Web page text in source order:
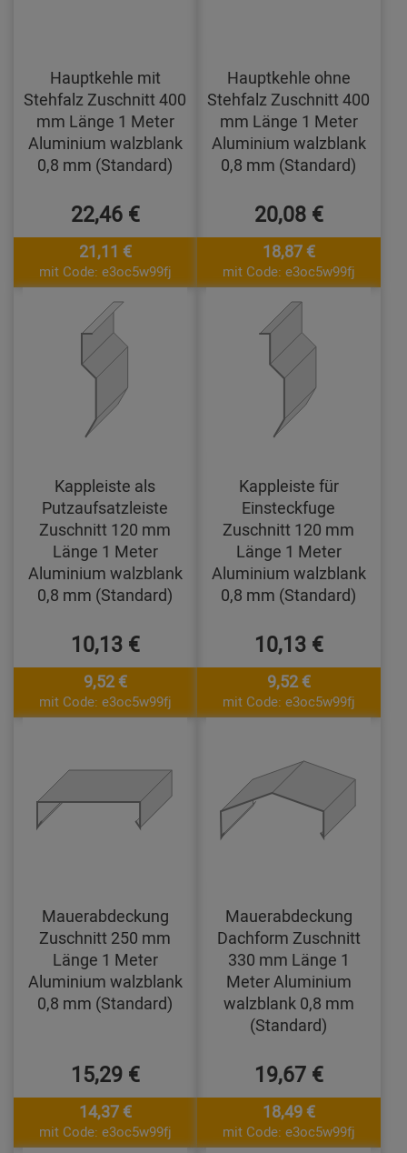
Hauptkehle mit
Stehfalz Zuschnitt 400
mm Länge 1 Meter
Aluminium walzblank
0,8 mm (Standard)
22,46 €
21,11 €
mit Code: e3oc5w99fj
Hauptkehle ohne
Stehfalz Zuschnitt 400
mm Länge 1 Meter
Aluminium walzblank
0,8 mm (Standard)
20,08 €
18,87 €
mit Code: e3oc5w99fj
Kappleiste als
Putzaufsatzleiste
Zuschnitt 120 mm
Länge 1 Meter
Aluminium walzblank
0,8 mm (Standard)
10,13 €
9,52 €
mit Code: e3oc5w99fj
Kappleiste für
Einsteckfuge
Zuschnitt 120 mm
Länge 1 Meter
Aluminium walzblank
0,8 mm (Standard)
10,13 €
9,52 €
mit Code: e3oc5w99fj
Mauerabdeckung
Zuschnitt 250 mm
Länge 1 Meter
Aluminium walzblank
0,8 mm (Standard)
15,29 €
14,37 €
mit Code: e3oc5w99fj
Mauerabdeckung
Dachform Zuschnitt
330 mm Länge 1
Meter Aluminium
walzblank 0,8 mm
(Standard)
19,67 €
18,49 €
mit Code: e3oc5w99fj